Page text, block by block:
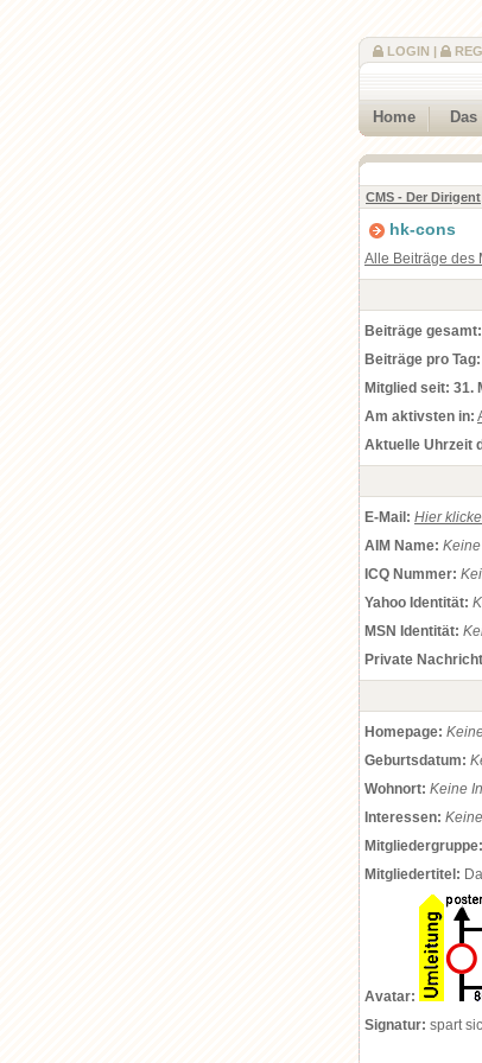
LOGIN |
Home
CMS - Der Dirigent
hk-cons
Alle Beiträge des
Beiträge gesamt:
Beiträge pro Tag:
Mitglied seit: 31.
Am aktivsten in:
Aktuelle Uhrzeit
E-Mail: Hier
AIM Name:
ICQ Nummer:
Yahoo Identität:
MSN Identität:
Private
Homepage:
Geburtsdatum:
Wohnort: Keine
Interessen:
Mitgliedergruppe:
Mitgliedertitel:
Avatar:
Signatur: spart